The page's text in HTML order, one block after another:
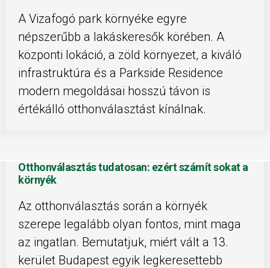
A Vizafogó park környéke egyre
népszerűbb a lakáskeresők körében. A
központi lokáció, a zöld környezet, a kiváló
infrastruktúra és a Parkside Residence
modern megoldásai hosszú távon is
értékálló otthonválasztást kínálnak.
Otthonválasztás tudatosan: ezért számít sokat a
környék
Az otthonválasztás során a környék
szerepe legalább olyan fontos, mint maga
az ingatlan. Bemutatjuk, miért vált a 13.
kerület Budapest egyik legkeresettebb